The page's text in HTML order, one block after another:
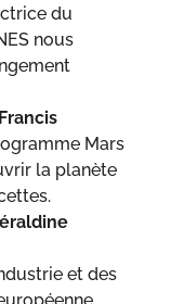
du
nous
Mars
la planète
et des